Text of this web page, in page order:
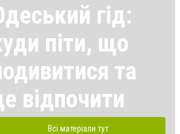
гід:
піти, що
та
відпочити
Всі матеріали тут